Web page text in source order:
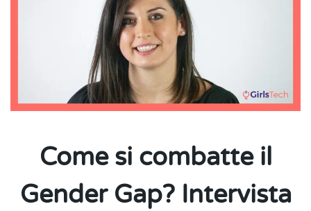
Come si combatte il
Gender Gap? Intervista